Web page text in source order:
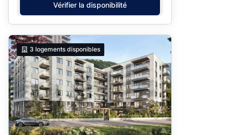
Vérifier la disponibilité
3 logements disponibles